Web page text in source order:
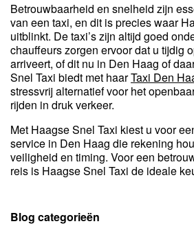
Betrouwbaarheid en snelheid zijn
van een taxi, en dit is precies waar
uitblinkt. De taxi’s zijn altijd goed
chauffeurs zorgen ervoor dat u tijdig
arriveert, of dit nu in Den Haag of
Snel Taxi biedt met haarTaxi Den
stressvrij alternatief voor het
rijden in druk verkeer.
Met Haagse Snel Taxi kiest u voor
service in Den Haag die rekening
veiligheid en timing. Voor een
reis is Haagse Snel Taxi de ideale
Blog categorieën